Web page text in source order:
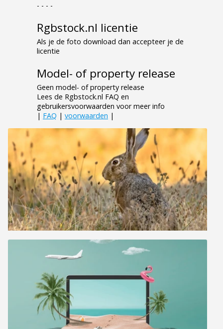
- - - -
Rgbstock.nl licentie
Als je de foto download dan accepteer je de
licentie
Model- of property release
Geen model- of property release
Lees de Rgbstock.nl FAQ en
gebruikersvoorwaarden voor meer info
| FAQ | voorwaarden |